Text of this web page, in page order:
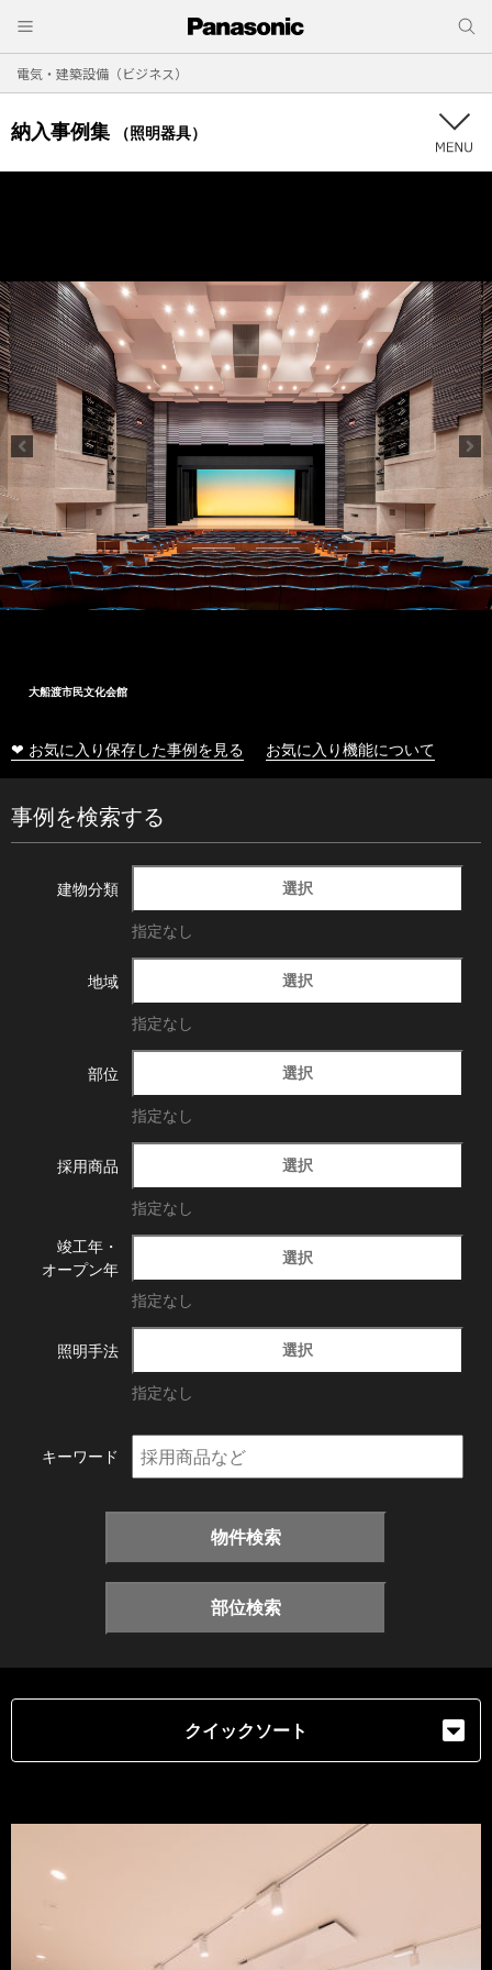
電気・建築設備（ビジネス）
納入事例集 （照明器具）
大船渡市民文化会館
❤ お気に入り保存した事例を見る お気に入り機能について
事例を検索する
建物分類 選択
指定なし
地域 選択
指定なし
部位 選択
指定なし
採用商品 選択
指定なし
竣工年・
オープン年
選択
指定なし
照明手法 選択
指定なし
キーワード
物件検索
部位検索
クイックソート